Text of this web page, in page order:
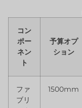
コン
ポー
ネン
ト
予算オプ
ション
ファ
ブリ
1500mm